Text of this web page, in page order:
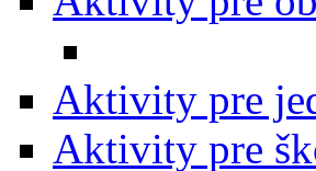
Aktivity pre
Aktivity pre